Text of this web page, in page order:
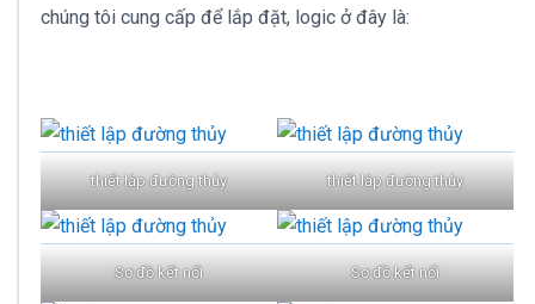
chúng tôi cung cấp để lắp đặt, logic ở đây là:
thiết lập đường thủy thiết lập đường thủy
Sơ đồ kết nối Sơ đồ kết nối